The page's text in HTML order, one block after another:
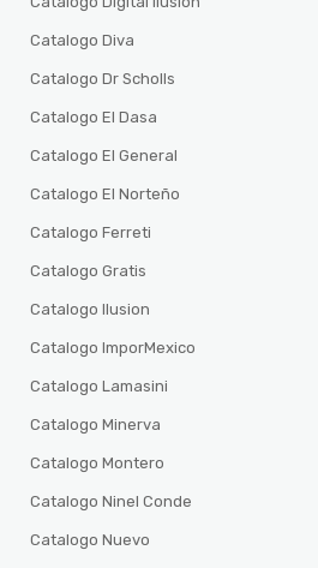
Catalogo Diva
Catalogo Dr Scholls
Catalogo El Dasa
Catalogo El General
Catalogo El Norteño
Catalogo Ferreti
Catalogo Gratis
Catalogo Ilusion
Catalogo ImporMexico
Catalogo Lamasini
Catalogo Minerva
Catalogo Montero
Catalogo Ninel Conde
Catalogo Nuevo